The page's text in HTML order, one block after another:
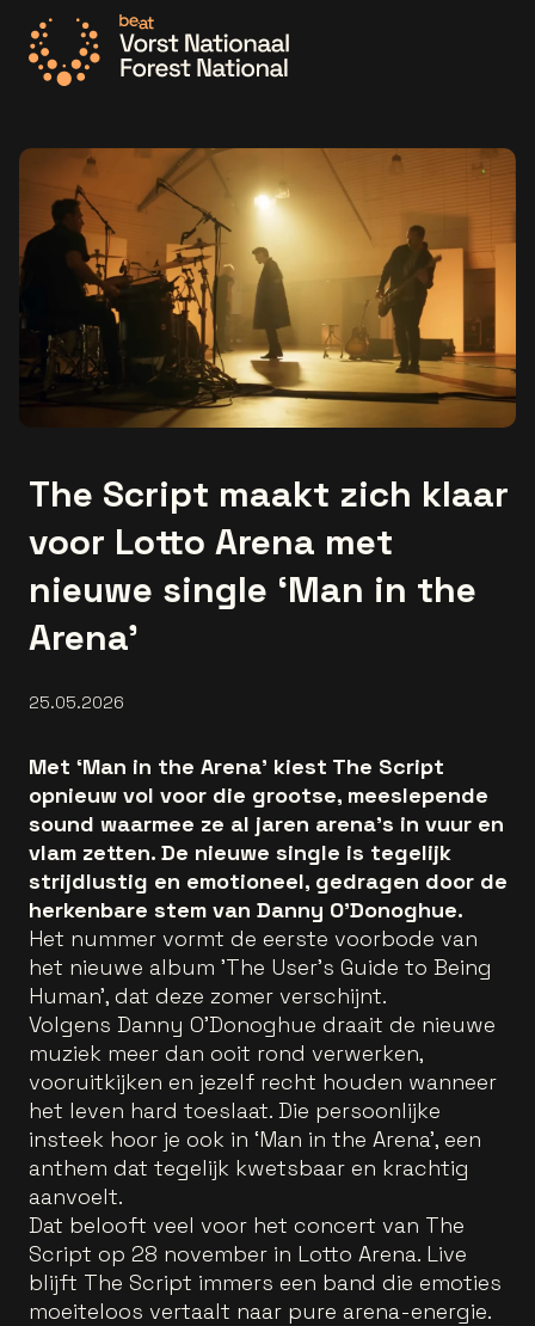
The Script maakt zich klaar
voor Lotto Arena met
nieuwe single ‘Man in the
Arena’
25.05.2026
Met ‘Man in the Arena’ kiest The Script
opnieuw vol voor die grootse, meeslepende
sound waarmee ze al jaren arena’s in vuur en
vlam zetten. De nieuwe single is tegelijk
strijdlustig en emotioneel, gedragen door de
herkenbare stem van Danny O’Donoghue.
Het nummer vormt de eerste voorbode van
het nieuwe album 'The User’s Guide to Being
Human', dat deze zomer verschijnt.
Volgens Danny O’Donoghue draait de nieuwe
muziek meer dan ooit rond verwerken,
vooruitkijken en jezelf recht houden wanneer
het leven hard toeslaat. Die persoonlijke
insteek hoor je ook in ‘Man in the Arena’, een
anthem dat tegelijk kwetsbaar en krachtig
aanvoelt.
Dat belooft veel voor het concert van The
Script op 28 november in Lotto Arena. Live
blijft The Script immers een band die emoties
moeiteloos vertaalt naar pure arena-energie.